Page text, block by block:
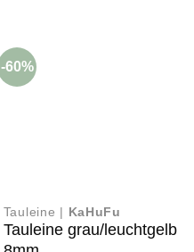
Die
Optionen
können
-60%
Tauleine | KaHuFu
Tauleine grau/leuchtgelb